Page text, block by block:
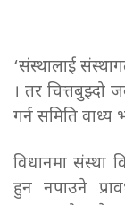
‘संस्थालाई
। तर चित्तबुझ्दो
गर्न समिति वाध्य
विधानमा संस्था
हुन नपाउने